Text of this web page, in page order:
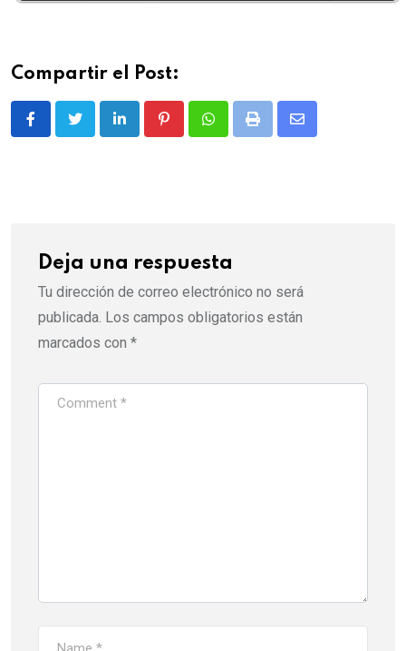
Compartir el Post:
LinkedIn PinterestWhatsappPrint
Share
Deja una respuesta
Tu dirección de correo electrónico no será
publicada. Los campos obligatorios están
marcados con *